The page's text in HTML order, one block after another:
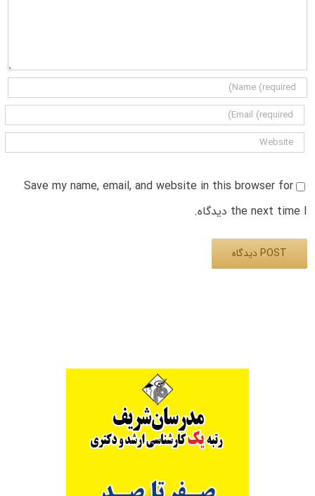
Save my name, email, and website in this browser for
the next time I دیدگاه.